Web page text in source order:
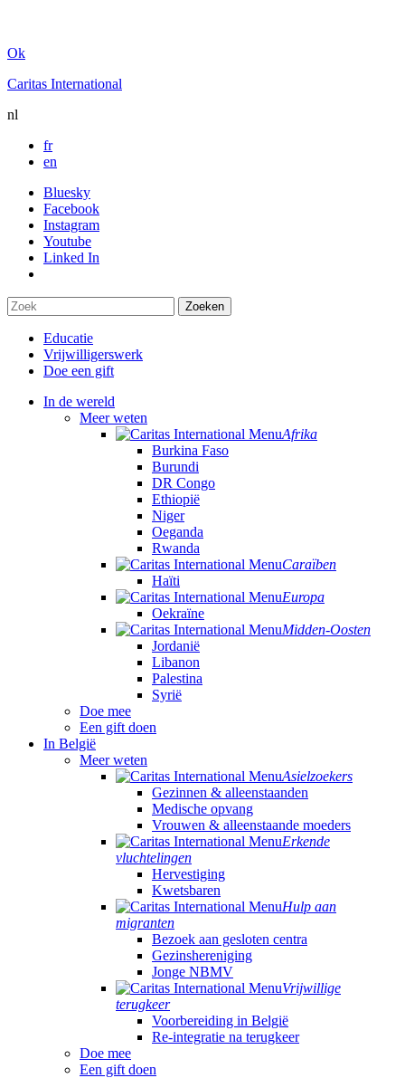
Ok
Caritas International
nl
fr
en
Bluesky
Facebook
Instagram
Youtube
Linked In
Educatie
Vrijwilligerswerk
Doe een gift
In de wereld
Meer weten
Afrika
Burkina Faso
Burundi
DR Congo
Ethiopië
Niger
Oeganda
Rwanda
Caraïben
Haïti
Europa
Oekraïne
Midden-Oosten
Jordanië
Libanon
Palestina
Syrië
Doe mee
Een gift doen
In België
Meer weten
Asielzoekers
Gezinnen & alleenstaanden
Medische opvang
Vrouwen & alleenstaande moeders
Erkende
vluchtelingen
Hervestiging
Kwetsbaren
Hulp aan
migranten
Bezoek aan gesloten centra
Gezinshereniging
Jonge NBMV
Vrijwillige
terugkeer
Voorbereiding in België
Re-integratie na terugkeer
Doe mee
Een gift doen